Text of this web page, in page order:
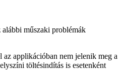
műszaki problémák
applikációban nem jelenik meg a
töltésindítás is esetenként